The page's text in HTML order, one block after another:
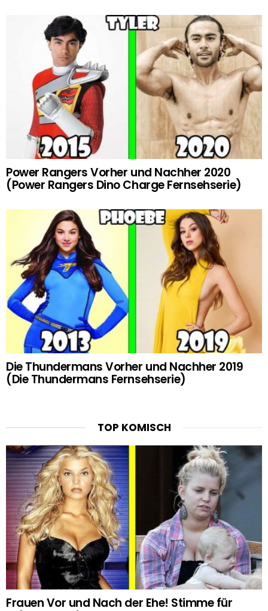
Power Rangers Vorher und Nachher 2020
(Power Rangers Dino Charge Fernsehserie)
Die Thundermans Vorher und Nachher 2019
(Die Thundermans Fernsehserie)
TOP KOMISCH
Frauen Vor und Nach der Ehe! Stimme für